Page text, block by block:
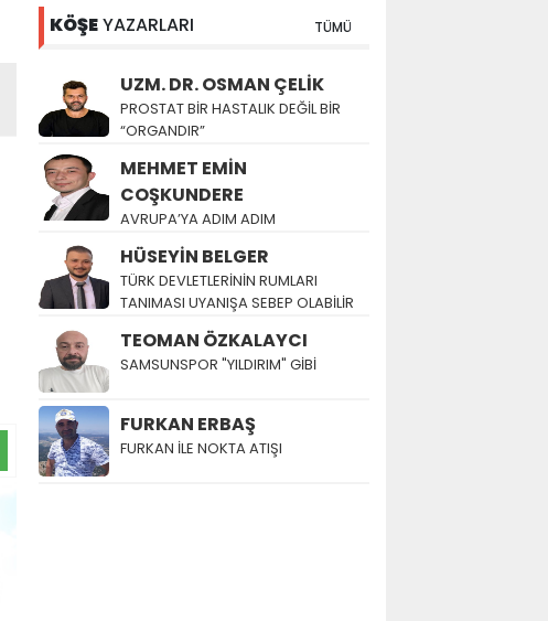
KÖŞEYAZARLARI TÜMÜ
UZM. DR. OSMAN ÇELİK
PROSTAT BİR HASTALIK DEĞİL BİR
“ORGANDIR”
MEHMET EMİN
COŞKUNDERE
AVRUPA’YA ADIM ADIM
HÜSEYİN BELGER
TÜRK DEVLETLERİNİN RUMLARI
TANIMASI UYANIŞA SEBEP OLABİLİR
TEOMAN ÖZKALAYCI
SAMSUNSPOR "YILDIRIM" GİBİ
FURKAN ERBAŞ
FURKAN İLE NOKTA ATIŞI